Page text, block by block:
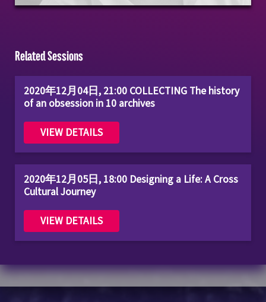
Related Sessions
2020年12月04日, 21:00 COLLECTING The history
of an obsession in 10 archives
VIEW DETAILS
2020年12月05日, 18:00 Designing a Life: A Cross
Cultural Journey
VIEW DETAILS